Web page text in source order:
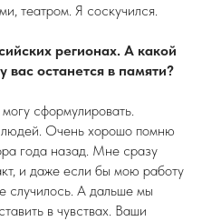
театром. Я соскучился.
регионах. А какой
вас останется в памяти?
сформулировать.
людей. Очень хорошо помню
года назад. Мне сразу
и даже если бы мою работу
случилось. А дальше мы
в чувствах. Ваши